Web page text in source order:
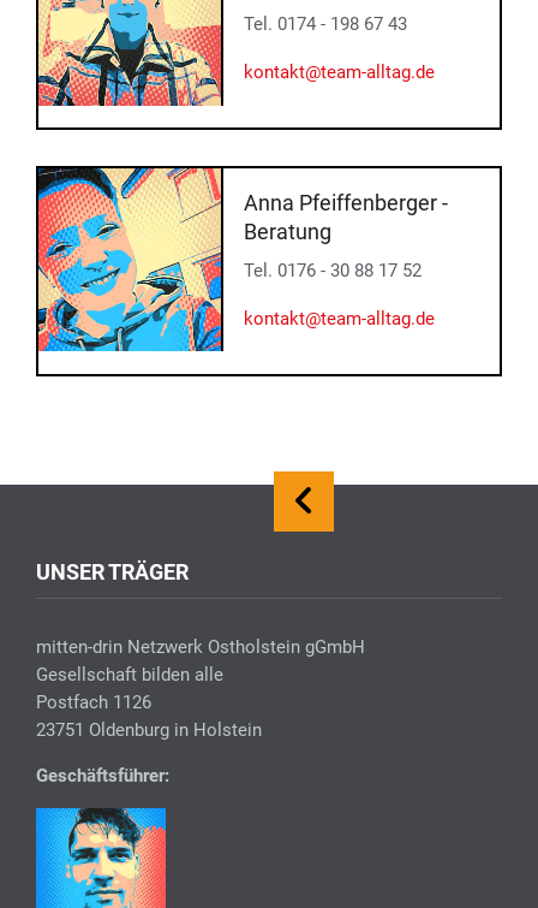
Tel. 0174 - 198 67 43
kontakt@team-alltag.de
Anna Pfeiffenberger -
Beratung
Tel. 0176 - 30 88 17 52
kontakt@team-alltag.de
UNSER TRÄGER
mitten-drin Netzwerk Ostholstein gGmbH
Gesellschaft bilden alle
Postfach 1126
23751 Oldenburg in Holstein
Geschäftsführer: